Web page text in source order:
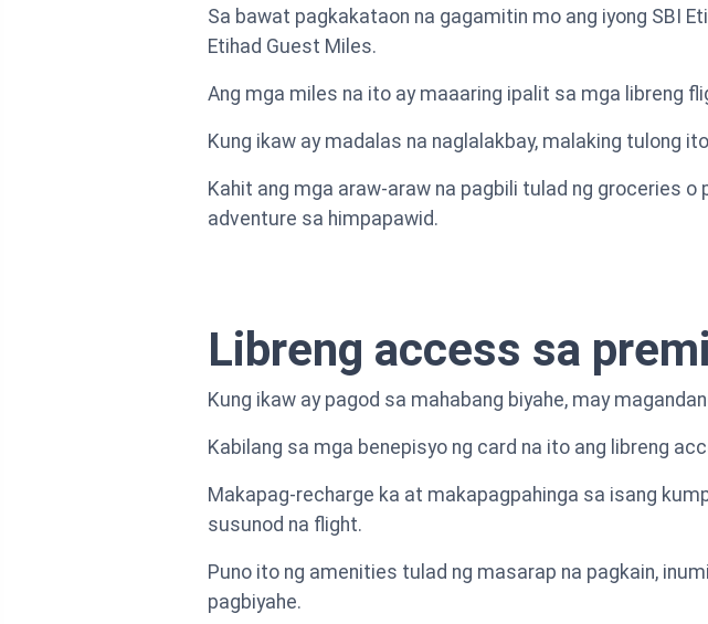
Sa bawat pagkakataon na gagamitin mo ang iyong SBI
Etihad Guest Miles.
Ang mga miles na ito ay maaaring ipalit sa mga libreng
Kung ikaw ay madalas na naglalakbay, malaking tulong
Kahit ang mga araw-araw na pagbili tulad ng groceries
adventure sa himpapawid.
Libreng access sa
Kung ikaw ay pagod sa mahabang biyahe, may
Kabilang sa mga benepisyo ng card na ito ang libreng
Makapag-recharge ka at makapagpahinga sa isang
susunod na flight.
Puno ito ng amenities tulad ng masarap na pagkain,
pagbiyahe.